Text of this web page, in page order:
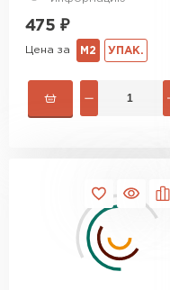
475 ₽
Цена за М2 УПАК.